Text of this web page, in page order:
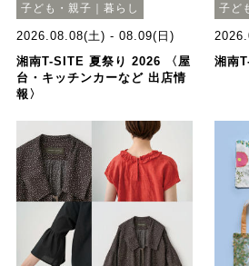
子ども・親子｜暮らし
2026.08.08(土) - 08.09(日)
湘南T-SITE 夏祭り 2026 〈屋
台・キッチンカーなど 出店情
報〉
子ど
湘南